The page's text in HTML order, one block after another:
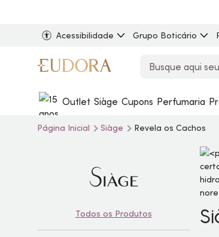
Acessibilidade Grupo Boticário
Outlet Siàge Cupons Perfumaria
Página Inicial Siàge Revela os Cachos
Todos os Produtos